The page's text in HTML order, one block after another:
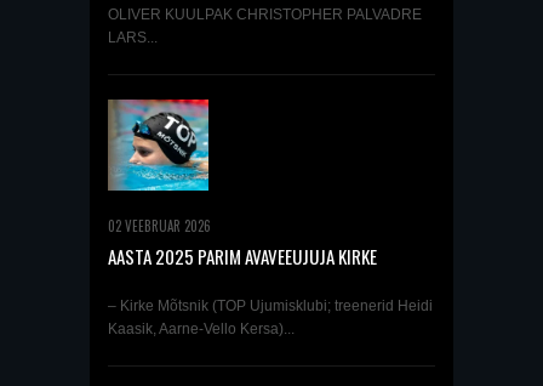
OLIVER KUULPAK CHRISTOPHER PALVADRE
LARS...
02 VEEBRUAR 2026
AASTA 2025 PARIM AVAVEEUJUJA KIRKE
– Kirke Mõtsnik (TOP Ujumisklubi; treenerid Heidi
Kaasik, Aarne-Vello Kersa)...